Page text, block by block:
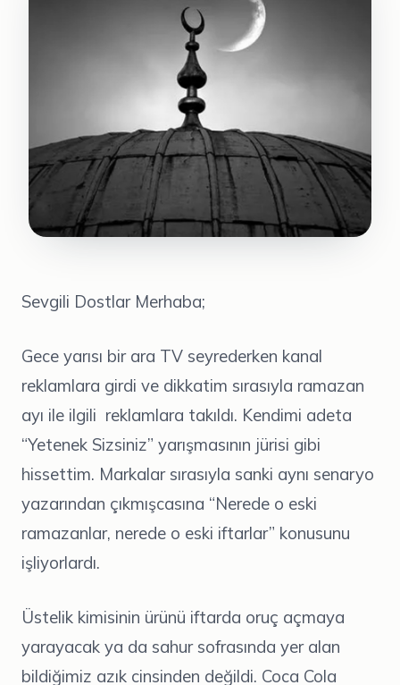
Sevgili Dostlar Merhaba;
Gece yarısı bir ara TV seyrederken kanal
reklamlara girdi ve dikkatim sırasıyla ramazan
ayı ile ilgili reklamlara takıldı. Kendimi adeta
“Yetenek Sizsiniz” yarışmasının jürisi gibi
hissettim. Markalar sırasıyla sanki aynı senaryo
yazarından çıkmışcasına “Nerede o eski
ramazanlar, nerede o eski iftarlar” konusunu
işliyorlardı.
Üstelik kimisinin ürünü iftarda oruç açmaya
yarayacak ya da sahur sofrasında yer alan
bildiğimiz azık cinsinden değildi. Coca Cola